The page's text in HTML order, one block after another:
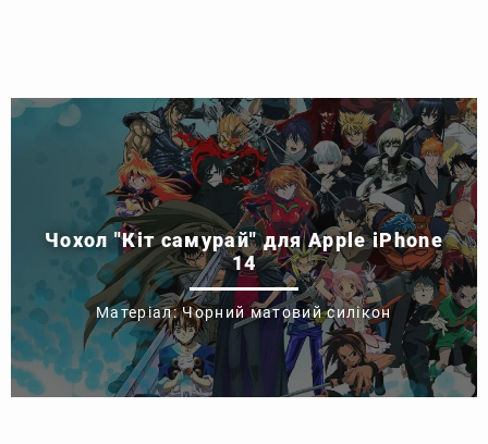
Чохол "Кіт самурай" для Apple iPhone
14
Матеріал: Чорний матовий силікон